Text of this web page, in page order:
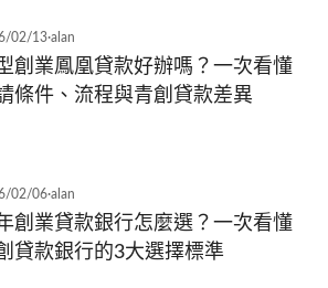
02/13·alan
創業鳳凰貸款好辦嗎？一次看懂
條件、流程與青創貸款差異
02/06·alan
創業貸款銀行怎麼選？一次看懂
貸款銀行的3大選擇標準